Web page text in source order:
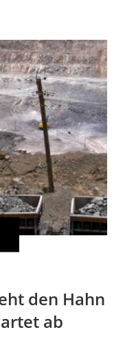
den Hahn
ab